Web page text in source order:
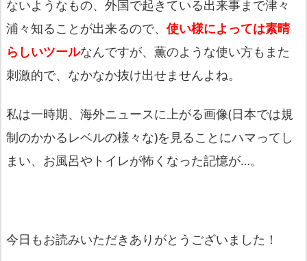
ないようなもの、外国で起きている出来事まで津々
浦々知ることが出来るので、 使い様によっては素晴
らしいツールなんですが、薫のような使い方もまた
刺激的で、なかなか抜け出せませんよね。
私は一時期、海外ニュースに上がる画像(日本では規
制のかかるレベルの様々な)を見ることにハマってし
まい、お風呂やトイレが怖くなった記憶が…。
今日もお読みいただきありがとうございました！